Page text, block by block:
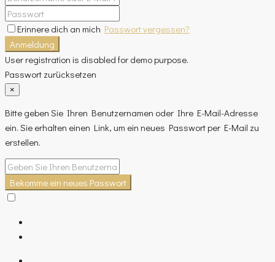
Erinnere dich an mich Passwort vergessen?
Anmeldung
User registration is disabled for demo purpose.
Passwort zurücksetzen
×
Bitte geben Sie Ihren Benutzernamen oder Ihre E-Mail-Adresse
ein. Sie erhalten einen Link, um ein neues Passwort per E-Mail zu
erstellen.
Bekomme ein neues Passwort